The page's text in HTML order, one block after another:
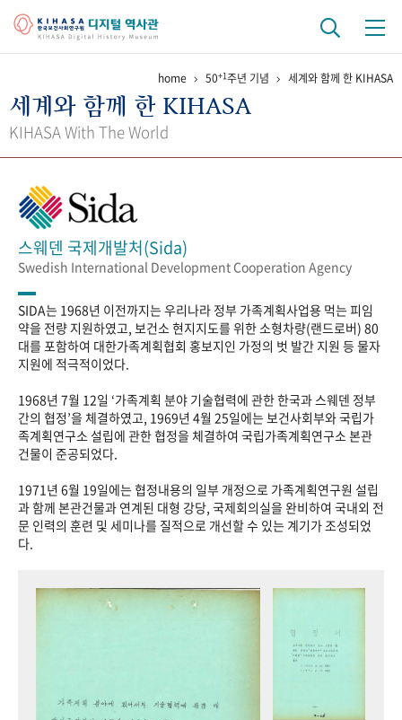
걸어온 길 기관 변천사 역대 기관장
정책과 연구 키워드로 보는 연구 역사
간행물 변천사
기록물 아카이브
사진 아카이브 문서 기록물 행정박물 영상 기록물
성과 50선 숫자로 보는 50년 50+1주년 광장
세계와 함께 한 KIHASA
VR 역사관
home 50+1주년 기념 세계와 함께 한 KIHASA
세계와 함께 한 KIHASA
KIHASA With The World
스웨덴 국제개발처(Sida)
Swedish International Development Cooperation Agency
SIDA는 1968년 이전까지는 우리나라 정부 가족계획사업용 먹는 피임
약을 전량 지원하였고, 보건소 현지지도를 위한 소형차량(랜드로버) 80
대를 포함하여 대한가족계획협회 홍보지인 가정의 벗 발간 지원 등 물자
지원에 적극적이었다.
1968년 7월 12일 ‘가족계획 분야 기술협력에 관한 한국과 스웨덴 정부
간의 협정’을 체결하였고, 1969년 4월 25일에는 보건사회부와 국립가
족계획연구소 설립에 관한 협정을 체결하여 국립가족계획연구소 본관
건물이 준공되었다.
1971년 6월 19일에는 협정내용의 일부 개정으로 가족계획연구원 설립
과 함께 본관건물과 연계된 대형 강당, 국제회의실을 완비하여 국내외 전
문 인력의 훈련 및 세미나를 질적으로 개선할 수 있는 계기가 조성되었
다.